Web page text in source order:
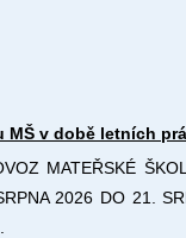
MŠ v době letních
MATEŘSKÉ
2026 DO 21.